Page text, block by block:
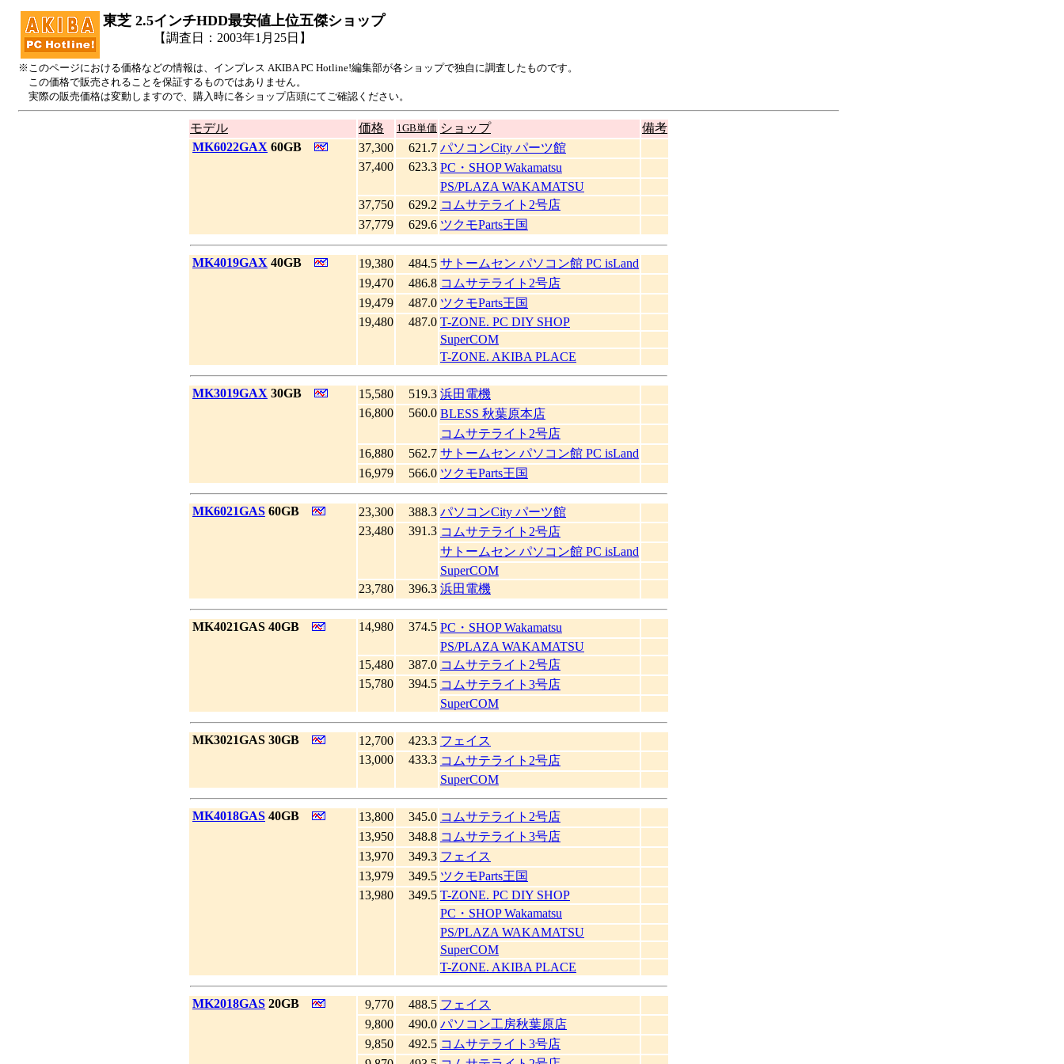
東芝 2.5インチHDD最安値上位五傑ショップ
【調査日：2003年1月25日】
※このページにおける価格などの情報は、インプレス AKIBA PC Hotline!編集部が各ショップで独自に調査したものです。
この価格で販売されることを保証するものではありません。
実際の販売価格は変動しますので、購入時に各ショップ店頭にてご確認ください。
モデル 価格 1GB単価 ショップ
備考
MK6022GAX 60GB 37,300 621.7 パソコンCity パーツ館
37,400
623.3 PC・SHOP Wakamatsu
PS/PLAZA WAKAMATSU
37,750
629.2 コムサテライト2号店
37,779
629.6 ツクモParts王国
MK4019GAX 40GB 19,380 484.5 サトームセン パソコン館 PC isLand
19,470
486.8 コムサテライト2号店
19,479
487.0 ツクモParts王国
19,480
487.0 T-ZONE. PC DIY SHOP
SuperCOM
T-ZONE. AKIBA PLACE
MK3019GAX 30GB 15,580 519.3 浜田電機
16,800
560.0 BLESS 秋葉原本店
コムサテライト2号店
16,880
562.7 サトームセン パソコン館 PC isLand
16,979
566.0 ツクモParts王国
MK6021GAS 60GB 23,300 388.3 パソコンCity パーツ館
23,480
391.3 コムサテライト2号店
サトームセン パソコン館 PC isLand
SuperCOM
23,780
396.3 浜田電機
MK4021GAS 40GB 14,980 374.5 PC・SHOP Wakamatsu
PS/PLAZA WAKAMATSU
15,480
387.0 コムサテライト2号店
15,780
394.5 コムサテライト3号店
SuperCOM
MK3021GAS 30GB 12,700 423.3 フェイス
13,000
433.3 コムサテライト2号店
SuperCOM
MK4018GAS 40GB 13,800 345.0 コムサテライト2号店
13,950
348.8 コムサテライト3号店
13,970
349.3 フェイス
13,979
349.5 ツクモParts王国
13,980
349.5 T-ZONE. PC DIY SHOP
PC・SHOP Wakamatsu
PS/PLAZA WAKAMATSU
SuperCOM
T-ZONE. AKIBA PLACE
MK2018GAS 20GB 9,770 488.5 フェイス
9,800
490.0 パソコン工房秋葉原店
9,850
492.5 コムサテライト3号店